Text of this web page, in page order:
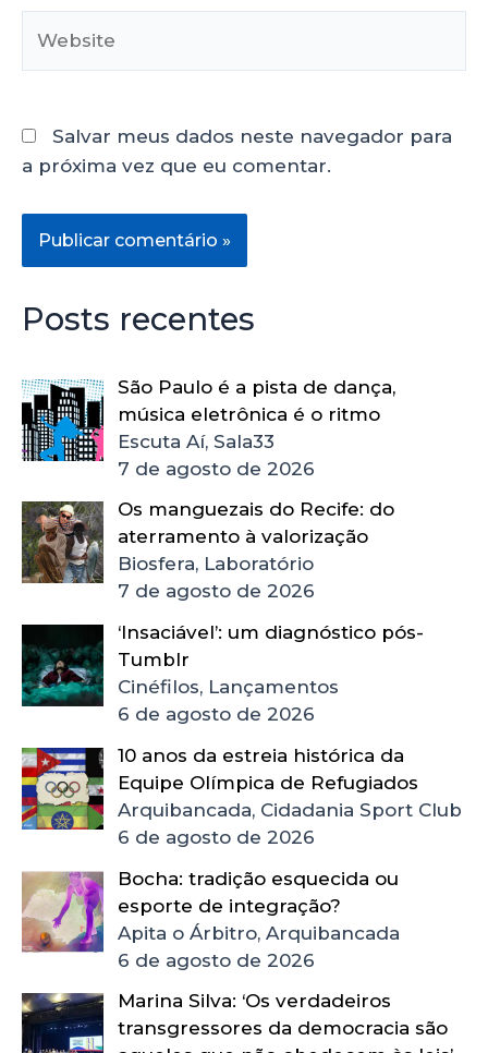
Salvar meus dados neste navegador para
a próxima vez que eu comentar.
Posts recentes
São Paulo é a pista de dança,
música eletrônica é o ritmo
Escuta Aí, Sala33
7 de agosto de 2026
Os manguezais do Recife: do
aterramento à valorização
Biosfera, Laboratório
7 de agosto de 2026
‘Insaciável’: um diagnóstico pós-
Tumblr
Cinéfilos, Lançamentos
6 de agosto de 2026
10 anos da estreia histórica da
Equipe Olímpica de Refugiados
Arquibancada, Cidadania Sport Club
6 de agosto de 2026
Bocha: tradição esquecida ou
esporte de integração?
Apita o Árbitro, Arquibancada
6 de agosto de 2026
Marina Silva: ‘Os verdadeiros
transgressores da democracia são